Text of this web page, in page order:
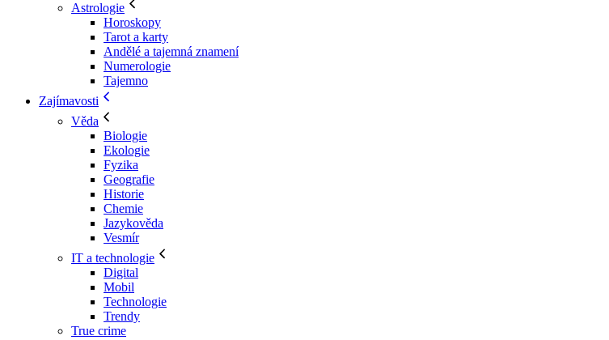
Astrologie
Horoskopy
Tarot a karty
Andělé a tajemná znamení
Numerologie
Tajemno
Zajímavosti
Věda
Biologie
Ekologie
Fyzika
Geografie
Historie
Chemie
Jazykověda
Vesmír
IT a technologie
Digital
Mobil
Technologie
Trendy
True crime